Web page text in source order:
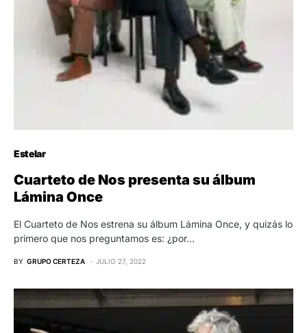
Estelar
Cuarteto de Nos presenta su álbum
Lámina Once
El Cuarteto de Nos estrena su álbum Lámina Once, y quizás lo
primero que nos preguntamos es: ¿por…
BY GRUPO CERTEZA JULIO 27, 2022